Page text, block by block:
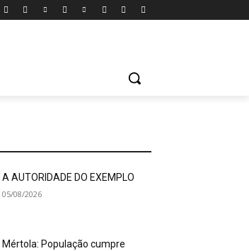
A AUTORIDADE DO EXEMPLO
05/08/2026
Mértola: População cumpre